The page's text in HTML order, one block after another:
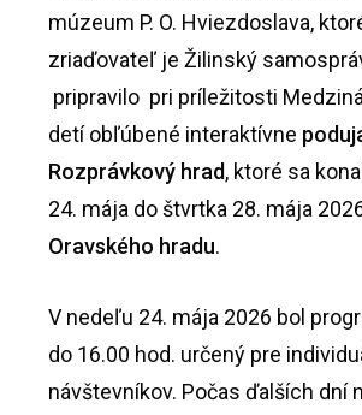
múzeum P. O. Hviezdoslava,
zriaďovateľ je Žilinský
pripravilo pri príležitosti
detí obľúbené interaktívne
Rozprávkový hrad, ktoré sa
24. mája do štvrtka 28. mája
Oravského hradu.
V nedeľu 24. mája 2026 bol
do 16.00 hod. určený pre
návštevníkov. Počas ďalších dní